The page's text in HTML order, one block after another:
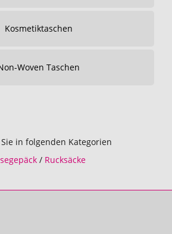
Kosmetiktaschen
Woven Taschen
in folgenden Kategorien
/ Rucksäcke